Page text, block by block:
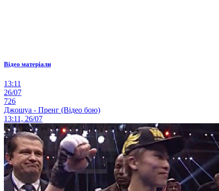
Відео матеріали
13:11
26/07
726
Джошуа - Пренг (Відео бою)
13:11, 26/07